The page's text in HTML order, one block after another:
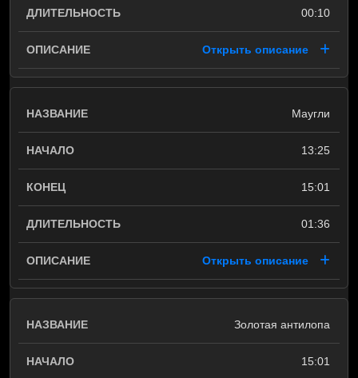
00:10
Открыть описание
Маугли
13:25
15:01
01:36
Открыть описание
Золотая антилопа
15:01